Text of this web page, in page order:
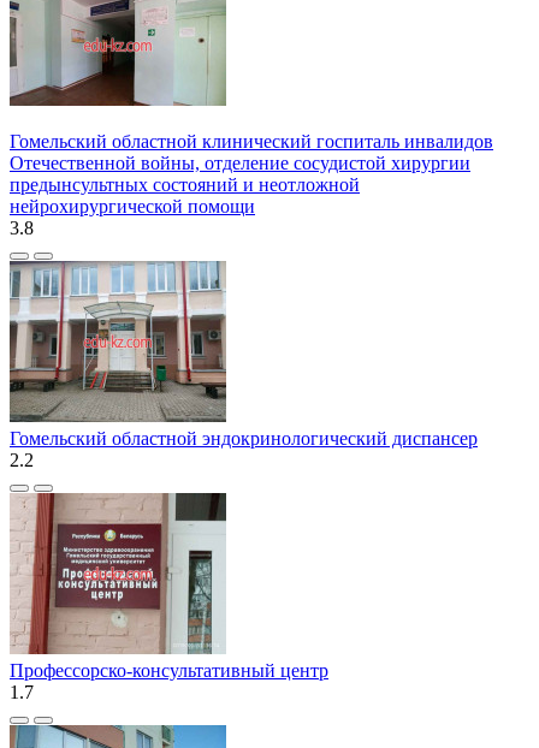
Гомельский областной клинический госпиталь инвалидов
Отечественной войны, отделение сосудистой хирургии
предынсультных состояний и неотложной
нейрохирургической помощи
3.8
Гомельский областной эндокринологический диспансер
2.2
Профессорско-консультативный центр
1.7